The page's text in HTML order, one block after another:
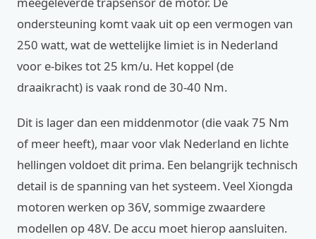
ondersteuning komt vaak uit op een vermogen van
250 watt, wat de wettelijke limiet is in Nederland
voor e-bikes tot 25 km/u. Het koppel (de
draaikracht) is vaak rond de 30-40 Nm.
Dit is lager dan een middenmotor (die vaak 75 Nm
of meer heeft), maar voor vlak Nederland en lichte
hellingen voldoet dit prima. Een belangrijk technisch
detail is de spanning van het systeem. Veel Xiongda
motoren werken op 36V, sommige zwaardere
modellen op 48V. De accu moet hierop aansluiten.